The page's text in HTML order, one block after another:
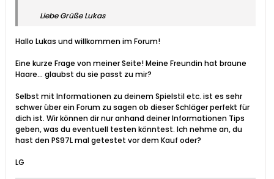
Liebe Grüße Lukas
Hallo Lukas und willkommen im Forum!
Eine kurze Frage von meiner Seite! Meine Freundin hat braune
Haare... glaubst du sie passt zu mir?
Selbst mit Informationen zu deinem Spielstil etc. ist es sehr
schwer über ein Forum zu sagen ob dieser Schläger perfekt für
dich ist. Wir können dir nur anhand deiner Informationen Tips
geben, was du eventuell testen könntest. Ich nehme an, du
hast den PS97L mal getestet vor dem Kauf oder?
LG